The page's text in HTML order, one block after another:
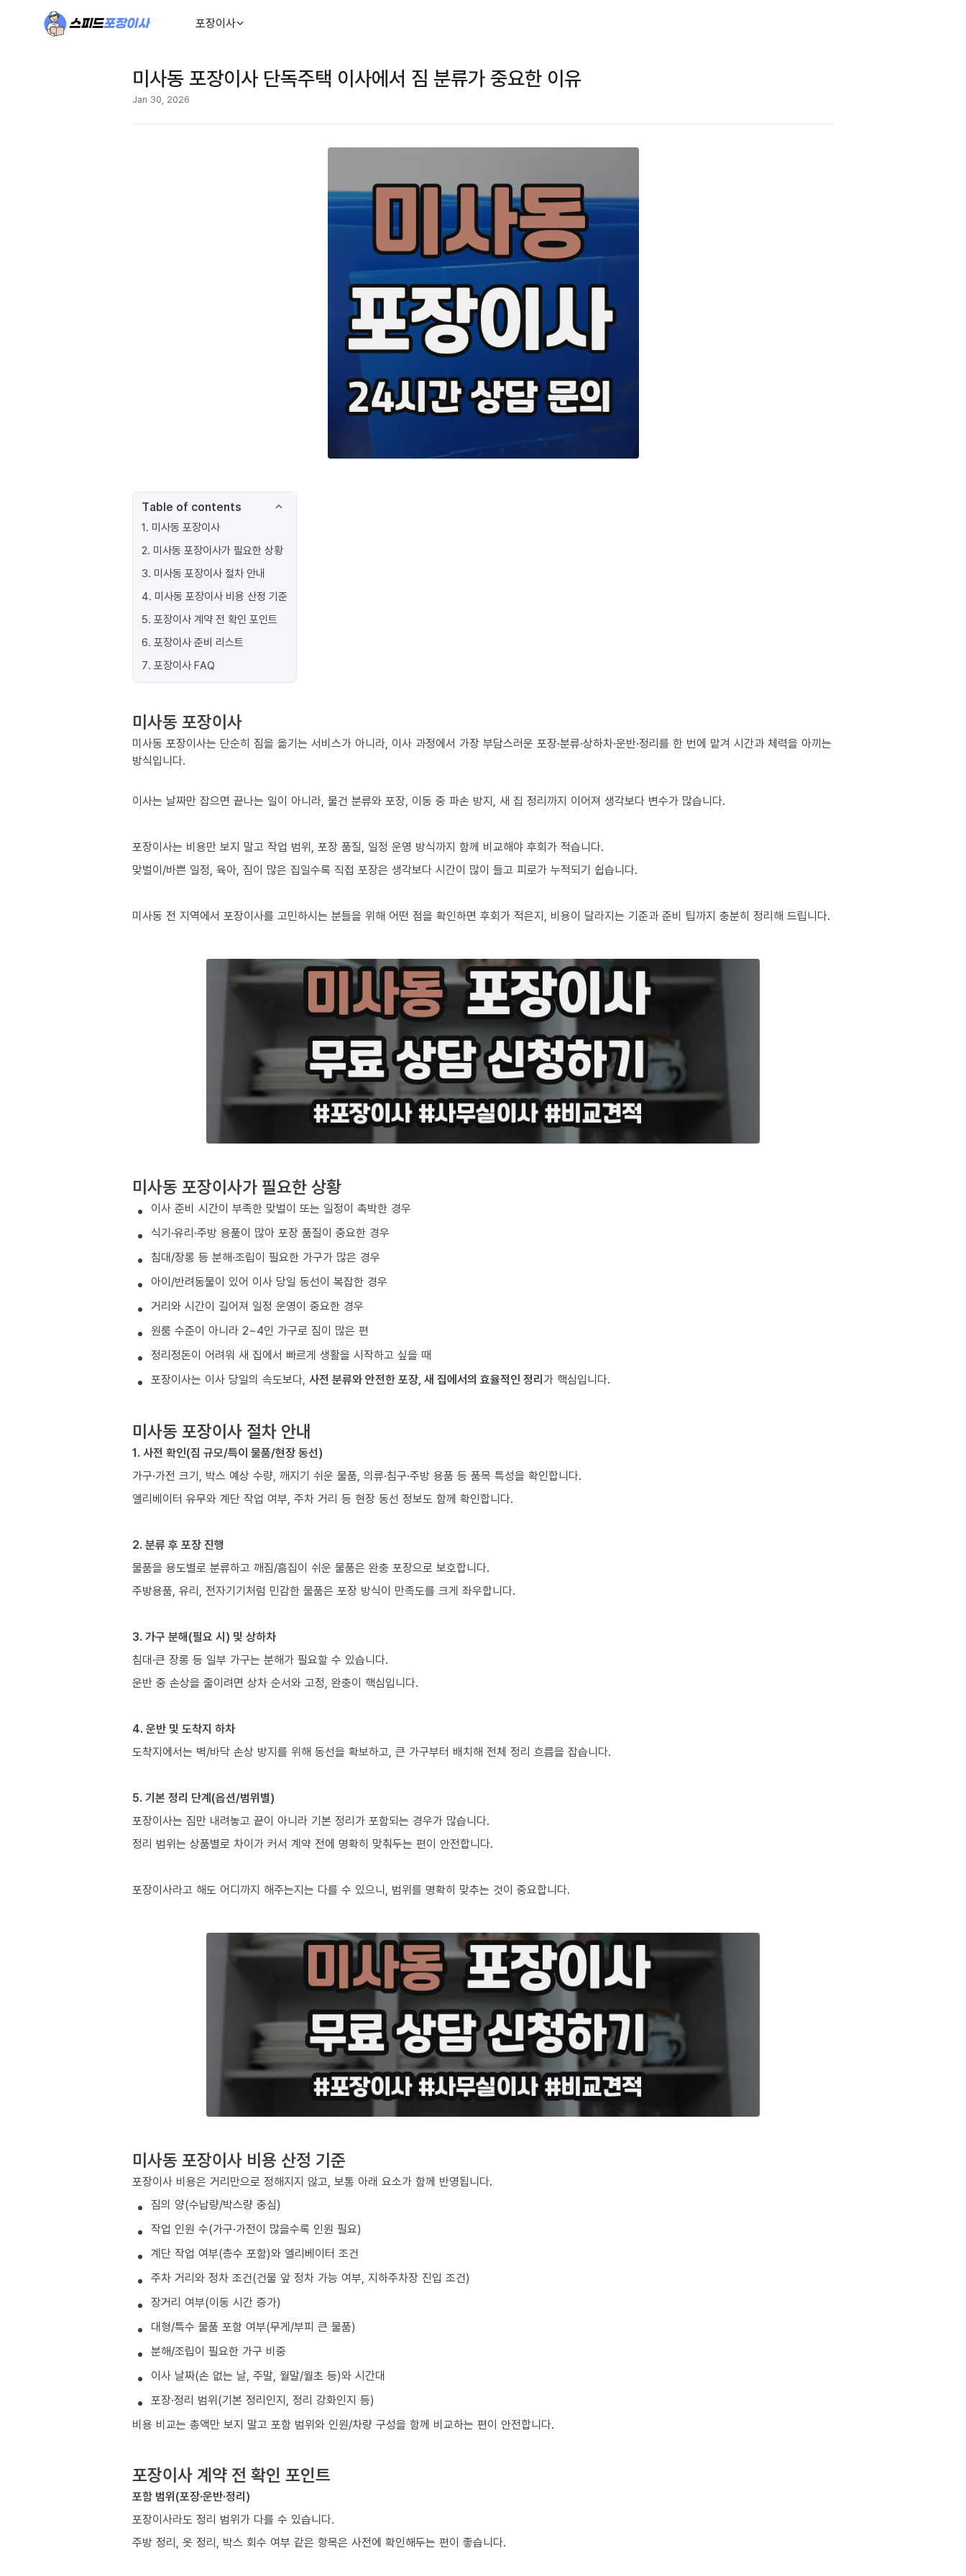
포장이사
미사동 포장이사 단독주택 이사에서 짐 분류가 중요한 이유
Jan 30, 2026
Table of contents
1. 미사동 포장이사
2. 미사동 포장이사가 필요한 상황
3. 미사동 포장이사 절차 안내
4. 미사동 포장이사 비용 산정 기준
5. 포장이사 계약 전 확인 포인트
6. 포장이사 준비 리스트
7. 포장이사 FAQ
미사동 포장이사
미사동 포장이사는 단순히 짐을 옮기는 서비스가 아니라, 이사 과정에서 가장 부담스러운 포장·분류·상하차·운반·정리를 한 번에 맡겨 시간과 체력을 아끼는
방식입니다.
이사는 날짜만 잡으면 끝나는 일이 아니라, 물건 분류와 포장, 이동 중 파손 방지, 새 집 정리까지 이어져 생각보다 변수가 많습니다.
포장이사는 비용만 보지 말고 작업 범위, 포장 품질, 일정 운영 방식까지 함께 비교해야 후회가 적습니다.
맞벌이/바쁜 일정, 육아, 짐이 많은 집일수록 직접 포장은 생각보다 시간이 많이 들고 피로가 누적되기 쉽습니다.
미사동 전 지역에서 포장이사를 고민하시는 분들을 위해 어떤 점을 확인하면 후회가 적은지, 비용이 달라지는 기준과 준비 팁까지 충분히 정리해 드립니다.
미사동 포장이사가 필요한 상황
이사 준비 시간이 부족한 맞벌이 또는 일정이 촉박한 경우
식기·유리·주방 용품이 많아 포장 품질이 중요한 경우
침대/장롱 등 분해·조립이 필요한 가구가 많은 경우
아이/반려동물이 있어 이사 당일 동선이 복잡한 경우
거리와 시간이 길어져 일정 운영이 중요한 경우
원룸 수준이 아니라 2~4인 가구로 짐이 많은 편
정리정돈이 어려워 새 집에서 빠르게 생활을 시작하고 싶을 때
포장이사는 이사 당일의 속도보다, 사전 분류와 안전한 포장, 새 집에서의 효율적인 정리가 핵심입니다.
미사동 포장이사 절차 안내
1. 사전 확인(짐 규모/특이 물품/현장 동선)
가구·가전 크기, 박스 예상 수량, 깨지기 쉬운 물품, 의류·침구·주방 용품 등 품목 특성을 확인합니다.
엘리베이터 유무와 계단 작업 여부, 주차 거리 등 현장 동선 정보도 함께 확인합니다.
2. 분류 후 포장 진행
물품을 용도별로 분류하고 깨짐/흠집이 쉬운 물품은 완충 포장으로 보호합니다.
주방용품, 유리, 전자기기처럼 민감한 물품은 포장 방식이 만족도를 크게 좌우합니다.
3. 가구 분해(필요 시) 및 상하차
침대·큰 장롱 등 일부 가구는 분해가 필요할 수 있습니다.
운반 중 손상을 줄이려면 상차 순서와 고정, 완충이 핵심입니다.
4. 운반 및 도착지 하차
도착지에서는 벽/바닥 손상 방지를 위해 동선을 확보하고, 큰 가구부터 배치해 전체 정리 흐름을 잡습니다.
5. 기본 정리 단계(옵션/범위별)
포장이사는 짐만 내려놓고 끝이 아니라 기본 정리가 포함되는 경우가 많습니다.
정리 범위는 상품별로 차이가 커서 계약 전에 명확히 맞춰두는 편이 안전합니다.
포장이사라고 해도 어디까지 해주는지는 다를 수 있으니, 범위를 명확히 맞추는 것이 중요합니다.
미사동 포장이사 비용 산정 기준
포장이사 비용은 거리만으로 정해지지 않고, 보통 아래 요소가 함께 반영됩니다.
짐의 양(수납량/박스량 중심)
작업 인원 수(가구·가전이 많을수록 인원 필요)
계단 작업 여부(층수 포함)와 엘리베이터 조건
주차 거리와 정차 조건(건물 앞 정차 가능 여부, 지하주차장 진입 조건)
장거리 여부(이동 시간 증가)
대형/특수 물품 포함 여부(무게/부피 큰 물품)
분해/조립이 필요한 가구 비중
이사 날짜(손 없는 날, 주말, 월말/월초 등)와 시간대
포장·정리 범위(기본 정리인지, 정리 강화인지 등)
비용 비교는 총액만 보지 말고 포함 범위와 인원/차량 구성을 함께 비교하는 편이 안전합니다.
포장이사 계약 전 확인 포인트
포함 범위(포장·운반·정리)
포장이사라도 정리 범위가 다를 수 있습니다.
주방 정리, 옷 정리, 박스 회수 여부 같은 항목은 사전에 확인해두는 편이 좋습니다.